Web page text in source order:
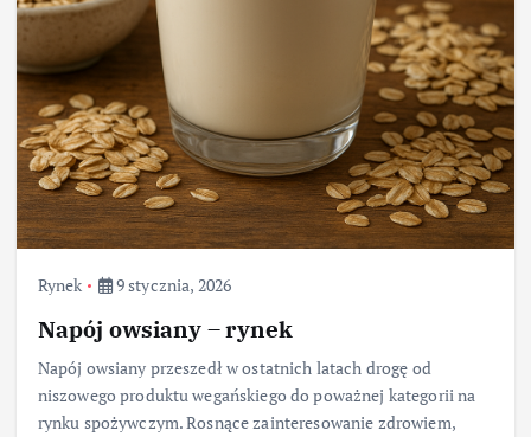
Rynek 9 stycznia, 2026
Napój owsiany – rynek
Napój owsiany przeszedł w ostatnich latach drogę od
niszowego produktu wegańskiego do poważnej kategorii na
rynku spożywczym. Rosnące zainteresowanie zdrowiem,